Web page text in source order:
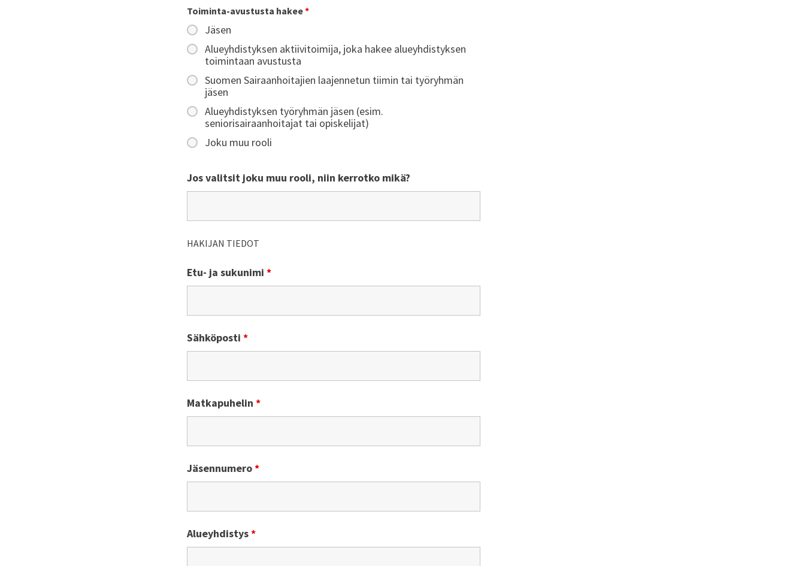
Toiminta-avustusta hakee*
Jäsen
Alueyhdistyksen aktiivitoimija, joka hakee alueyhdistyksen
toimintaan avustusta
Suomen Sairaanhoitajien laajennetun tiimin tai työryhmän
jäsen
Alueyhdistyksen työryhmän jäsen (esim.
seniorisairaanhoitajat tai opiskelijat)
Joku muu rooli
Jos valitsit joku muu rooli, niin kerrotko mikä?
HAKIJAN TIEDOT
Etu- ja sukunimi *
Sähköposti *
Matkapuhelin *
Jäsennumero*
Alueyhdistys*